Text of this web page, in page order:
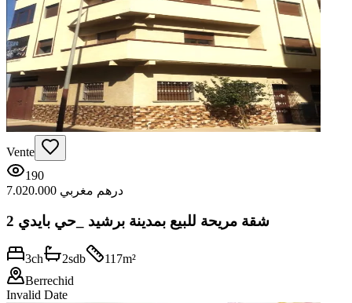
Vente
190
7.020.000 درهم مغربي
شقة مريحة للبيع بمدينة برشيد _حي بايدي 2
3ch 2sdb 117m²
Berrechid
Invalid Date